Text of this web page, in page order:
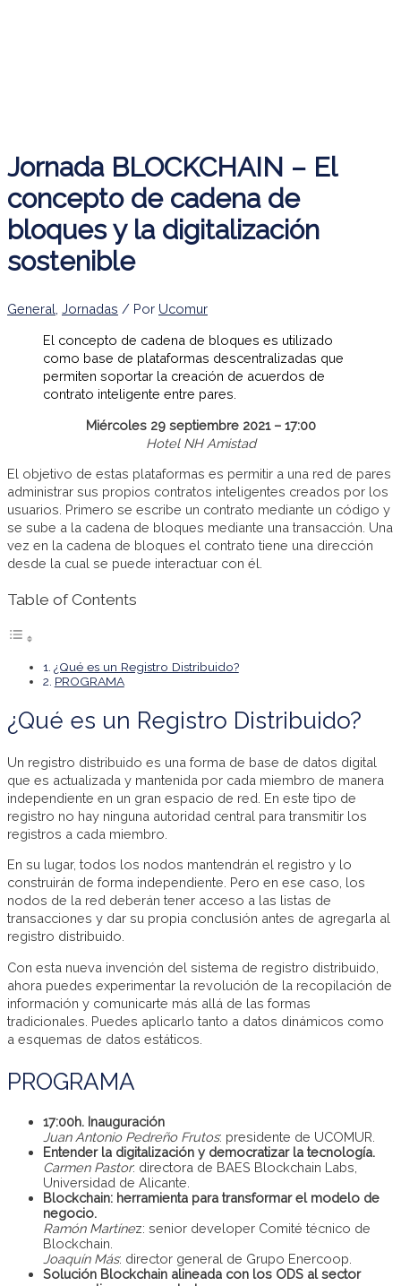
Jornada BLOCKCHAIN – El
concepto de cadena de
bloques y la digitalización
sostenible
General Jornadas / Por Ucomur
El concepto de cadena de bloques es utilizado
como base de plataformas descentralizadas que
permiten soportar la creación de acuerdos de
contrato inteligente entre pares.
Miércoles 29 septiembre 2021 – 17:00
Hotel NH Amistad
El objetivo de estas plataformas es permitir a una red de pares
administrar sus propios contratos inteligentes creados por los
usuarios. Primero se escribe un contrato mediante un código y
se sube a la cadena de bloques mediante una transacción. Una
vez en la cadena de bloques el contrato tiene una dirección
desde la cual se puede interactuar con él.
Table of Contents
¿Qué es un Registro Distribuido?
PROGRAMA
¿Qué es un Registro Distribuido?
Un registro distribuido es una forma de base de datos digital
que es actualizada y mantenida por cada miembro de manera
independiente en un gran espacio de red. En este tipo de
registro no hay ninguna autoridad central para transmitir los
registros a cada miembro.
En su lugar, todos los nodos mantendrán el registro y lo
construirán de forma independiente. Pero en ese caso, los
nodos de la red deberán tener acceso a las listas de
transacciones y dar su propia conclusión antes de agregarla al
registro distribuido.
Con esta nueva invención del sistema de registro distribuido,
ahora puedes experimentar la revolución de la recopilación de
información y comunicarte más allá de las formas
tradicionales. Puedes aplicarlo tanto a datos dinámicos como
a esquemas de datos estáticos.
PROGRAMA
17:00h. Inauguración
Juan Antonio Pedreño Frutos: presidente de UCOMUR.
Entender la digitalización y democratizar la tecnología.
Carmen Pastor: directora de BAES Blockchain Labs,
Universidad de Alicante.
Blockchain: herramienta para transformar el modelo de
negocio.
Ramón Martínez: senior developer Comité técnico de
Blockchain.
Joaquín Más: director general de Grupo Enercoop.
Solución Blockchain alineada con los ODS al sector